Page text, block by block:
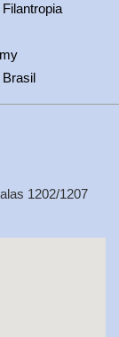
1202/1207